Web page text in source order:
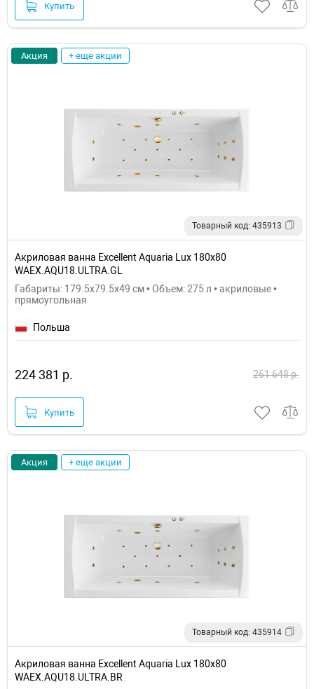
Купить
Акция + еще акции
Товарный код: 435913
Акриловая ванна Excellent Aquaria Lux 180x80
WAEX.AQU18.ULTRA.GL
Габариты: 179.5x79.5x49 см • Объем: 275 л • акриловые •
прямоугольная
Польша
224 381 р. 261 648 р.
Купить
Акция + еще акции
Товарный код: 435914
Акриловая ванна Excellent Aquaria Lux 180x80
WAEX.AQU18.ULTRA.BR